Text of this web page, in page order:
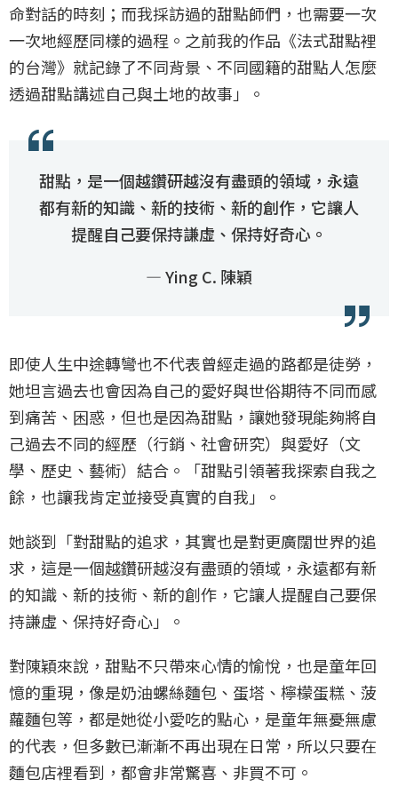
命對話的時刻；而我採訪過的甜點師們，也需要一次
一次地經歷同樣的過程。之前我的作品《法式甜點裡
的台灣》就記錄了不同背景、不同國籍的甜點人怎麼
透過甜點講述自己與土地的故事」。
甜點，是一個越鑽研越沒有盡頭的領域，永遠
都有新的知識、新的技術、新的創作，它讓人
提醒自己要保持謙虛、保持好奇心。
— Ying C. 陳穎
即使人生中途轉彎也不代表曾經走過的路都是徒勞，
她坦言過去也會因為自己的愛好與世俗期待不同而感
到痛苦、困惑，但也是因為甜點，讓她發現能夠將自
己過去不同的經歷（行銷、社會研究）與愛好（文
學、歷史、藝術）結合。「甜點引領著我探索自我之
餘，也讓我肯定並接受真實的自我」。
她談到「對甜點的追求，其實也是對更廣闊世界的追
求，這是一個越鑽研越沒有盡頭的領域，永遠都有新
的知識、新的技術、新的創作，它讓人提醒自己要保
持謙虛、保持好奇心」。
對陳穎來說，甜點不只帶來心情的愉悅，也是童年回
憶的重現，像是奶油螺絲麵包、蛋塔、檸檬蛋糕、菠
蘿麵包等，都是她從小愛吃的點心，是童年無憂無慮
的代表，但多數已漸漸不再出現在日常，所以只要在
麵包店裡看到，都會非常驚喜、非買不可。